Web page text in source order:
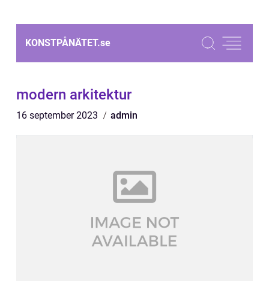
KONSTPÅNÄTET.se
modern arkitektur
16 september 2023 admin